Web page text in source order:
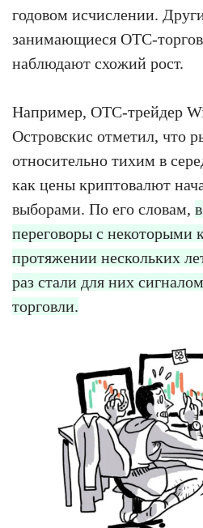
годовом исчислении.
занимающиеся OTC-
наблюдают схожий рост.
Например, OTC-трейдер
Островскис отметил, что
относительно тихим в
как цены криптовалют
выборами. По его словам,
переговоры с некоторыми
протяжении нескольких
раз стали для них
торговли.